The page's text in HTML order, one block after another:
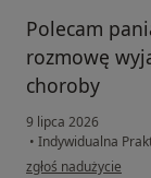
Polecam
rozmowę
choroby
9 lipca 2026
• Indywidualna
w opinii użytkownika
zgłoś nadużycie